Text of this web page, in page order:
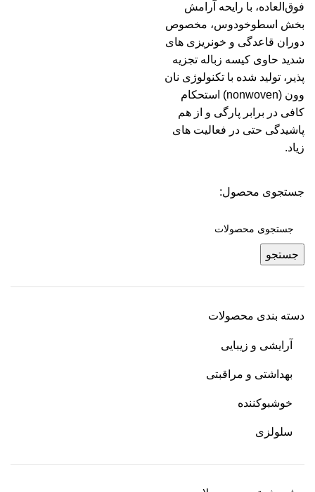
جستجوی محصول:
جستجو
دسته بندی محصولات
آرایشی و زیبایی
بهداشتی و مراقبتی
خوشبوکننده
سلولزی
فوق‌العاده، با رایحه آرامش
بخش اسطوخودوس، مخصوص
دوران قاعدگی و خونریزی های
شدید حاوی کیسه زباله تجزیه
پذیر، تولید شده با تکنولوژی نان
وون (nonwoven) استحکام
کافی در برابر پارگی و از هم
پاشیدگی حتی در فعالیت های
زیاد.